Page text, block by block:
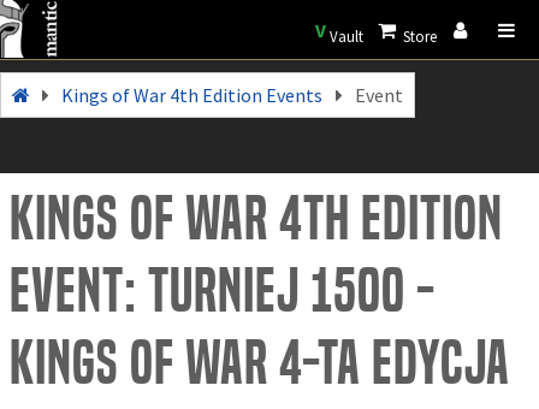
VVault Store
Kings of War 4th Edition Events Event
Kings of War 4th Edition
Event: Turniej 1500 -
Kings Of War 4-ta Edycja